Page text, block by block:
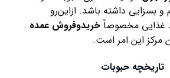
و بسزایی داشته باشد. ازاین‌رو
غذایی مخصوصاً خریدوفروش عمده
مرکز این امر است.
تاریخچه حبوبات